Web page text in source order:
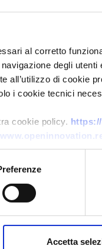
al corretto
degli
all’utilizzo di cookie
i cookie tecnici
cookie policy.
Accetta
e stampi
poltrone
ID EEN:
Scade il17